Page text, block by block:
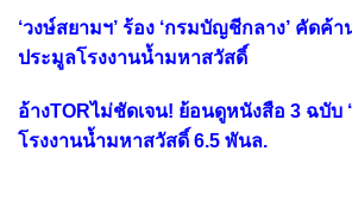
‘วงษ์สยามฯ’ ร้อง ‘กรมบัญชีกลาง’ คัดค้
ประมูลโรงงานน้ำมหาสวัสดิ์
อ้างTORไม่ชัดเจน! ย้อนดูหนังสือ 3 ฉบับ
โรงงานน้ำมหาสวัสดิ์ 6.5 พันล.